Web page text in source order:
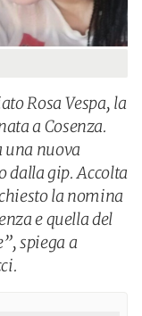
Rosa Vespa, la
a Cosenza.
una nuova
dalla gip. Accolta
la nomina
e quella del
spiega a